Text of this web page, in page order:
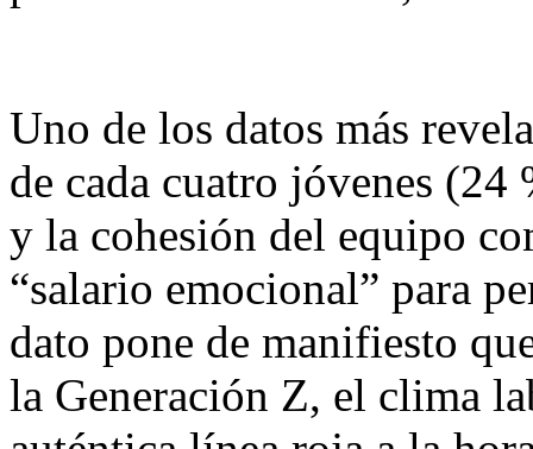
Uno de los datos más
de cada cuatro jóvenes
y la cohesión del equipo
“salario emocional” para
dato pone de manifiesto
la Generación Z, el clima